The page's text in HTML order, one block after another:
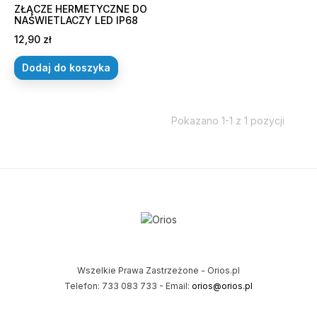
ZŁĄCZE HERMETYCZNE DO
NAŚWIETLACZY LED IP68
Cena
12,90 zł
Dodaj do koszyka
Pokazano 1-1 z 1 pozycji
Wszelkie Prawa Zastrzeżone - Orios.pl
Telefon: 733 083 733 - Email: orios@orios.pl